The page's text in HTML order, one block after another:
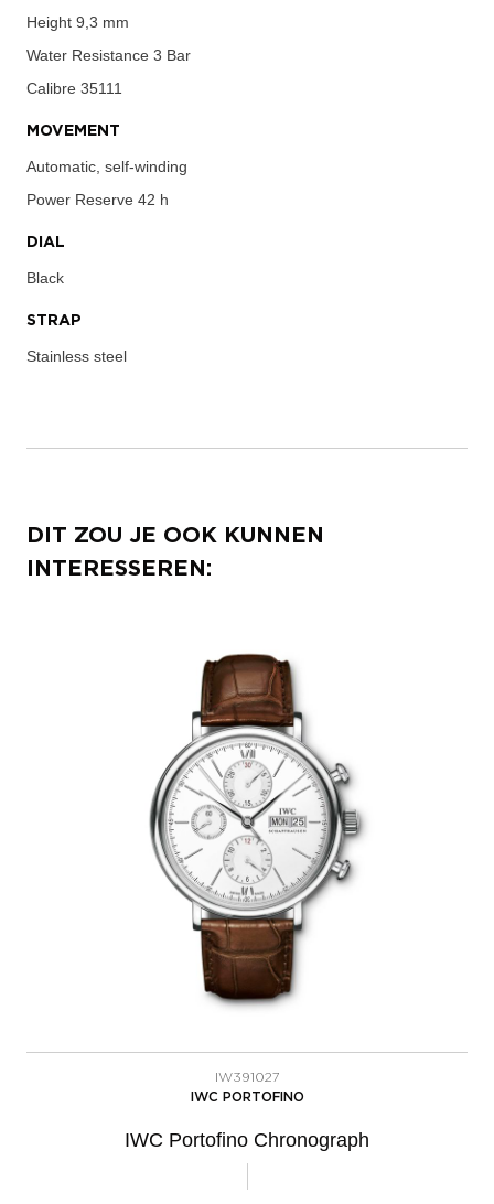
Height 9,3 mm
Water Resistance 3 Bar
Calibre 35111
MOVEMENT
Automatic, self-winding
Power Reserve 42 h
DIAL
Black
STRAP
Stainless steel
DIT ZOU JE OOK KUNNEN
INTERESSEREN:
IW391027
IWC PORTOFINO
IWC Portofino Chronograph